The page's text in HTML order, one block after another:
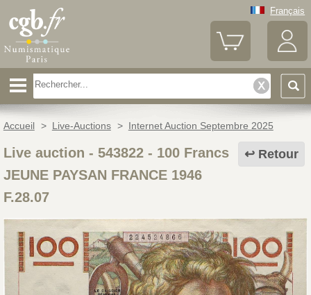
Français
Accueil > Live-Auctions > Internet Auction Septembre 2025
Retour
Live auction - 543822- 100 Francs
JEUNE PAYSAN FRANCE 1946
F.28.07